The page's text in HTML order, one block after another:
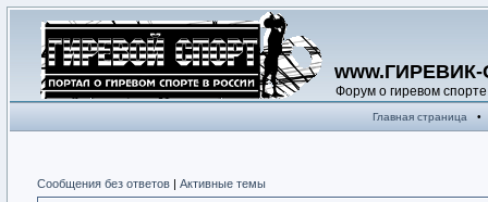
Форум о гиревом спорте
Главная страница •
Сообщения без ответов | Активные темы